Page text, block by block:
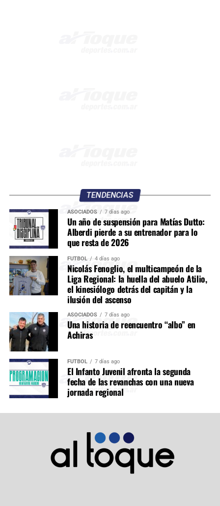
TENDENCIAS
ASOCIADOS 7 días ago
Un año de suspensión para Matías Dutto:
Alberdi pierde a su entrenador para lo
que resta de 2026
FÚTBOL 4 días ago
Nicolás Fenoglio, el multicampeón de la
Liga Regional: la huella del abuelo Atilio,
el kinesiólogo detrás del capitán y la
ilusión del ascenso
ASOCIADOS 7 días ago
Una historia de reencuentro “albo” en
Achiras
FÚTBOL 7 días ago
El Infanto Juvenil afronta la segunda
fecha de las revanchas con una nueva
jornada regional